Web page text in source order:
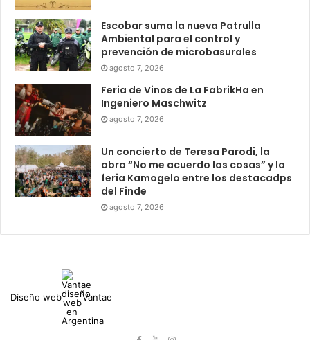
Escobar suma la nueva Patrulla
Ambiental para el control y
prevención de microbasurales
agosto 7, 2026
Feria de Vinos de La FabrikHa en
Ingeniero Maschwitz
agosto 7, 2026
Un concierto de Teresa Parodi, la
obra “No me acuerdo las cosas” y la
feria Kamogelo entre los destacadps
del Finde
agosto 7, 2026
Diseño web Vantae